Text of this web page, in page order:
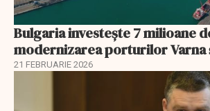
Bulgaria investește 7 milioane
modernizarea porturilor Varna
21 FEBRUARIE 2026